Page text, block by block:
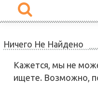
Ничего Не Найдено
Кажется, мы не
ищете. Возможно,